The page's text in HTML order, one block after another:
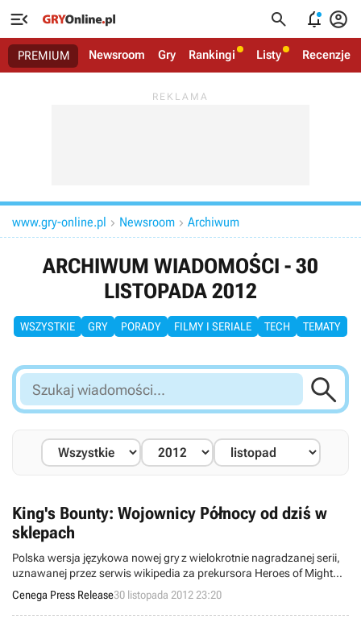
   
PREMIUM Newsroom Gry Rankingi Listy Recenzje
www.gry-online.pl  Newsroom  Archiwum
ARCHIWUM WIADOMOŚCI - 30
LISTOPADA 2012
WSZYSTKIE GRY PORADY FILMY I SERIALE TECH TEMATY
Szukaj
wiadomości...

King's Bounty: Wojownicy Północy od dziś w
sklepach
Polska wersja językowa nowej gry z wielokrotnie nagradzanej serii,
uznawanej przez serwis wikipedia za prekursora Heroes of Might
and Magic.
Cenega Press Release30 listopada 2012 23:20